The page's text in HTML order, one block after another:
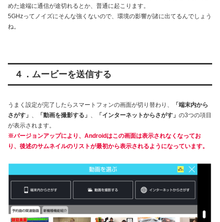
めた途端に通信が途切れるとか、普通に起こります。
5GHzってノイズにそんな強くないので、環境の影響が諸に出てるんでしょう
ね。
４．ムービーを送信する
うまく設定が完了したらスマートフォンの画面が切り替わり、
「端末内から
さがす」 、 「動画を撮影する」 、 「インターネットからさがす」 の3つの項目
が表示されます。
※バージョンアップにより、Androidはこの画面は表示されなくなってお
り、後述のサムネイルのリストが最初から表示されるようになっています。